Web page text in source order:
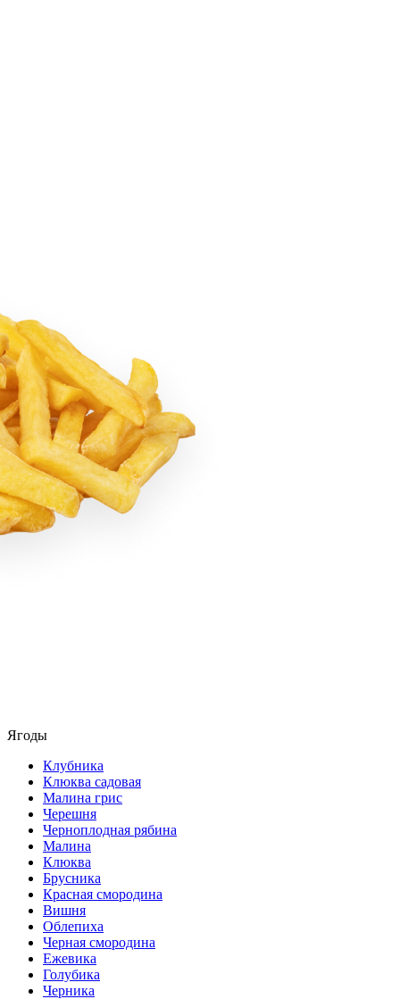
Ягоды
Клубника
Клюква садовая
Малина грис
Черешня
Черноплодная рябина
Малина
Клюква
Брусника
Красная смородина
Вишня
Облепиха
Черная смородина
Ежевика
Голубика
Черника